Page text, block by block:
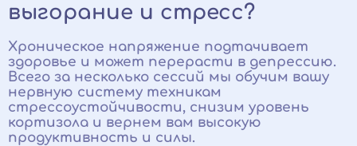
выгорание и стресс?
Хроническое напряжение подтачивает
здоровье и может перерасти в депрессию.
Всего за несколько сессий мы обучим вашу
нервную систему техникам
стрессоустойчивости, снизим уровень
кортизола и вернем вам высокую
продуктивность и силы.